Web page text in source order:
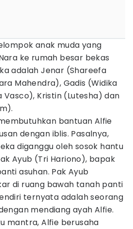
anak muda yang
ke rumah besar bekas
adalah Jenar (Shareefa
Mahendra), Gadis (Widika
Vasco), Kristin (Lutesha) dan
bantuan Alfie
dengan iblis. Pasalnya,
diganggu oleh sosok hantu
Ayub (Tri Hariono), bapak
asuhan. Pak Ayub
di ruang bawah tanah panti
ternyata adalah seorang
mendiang ayah Alfie.
mantra, Alfie berusaha